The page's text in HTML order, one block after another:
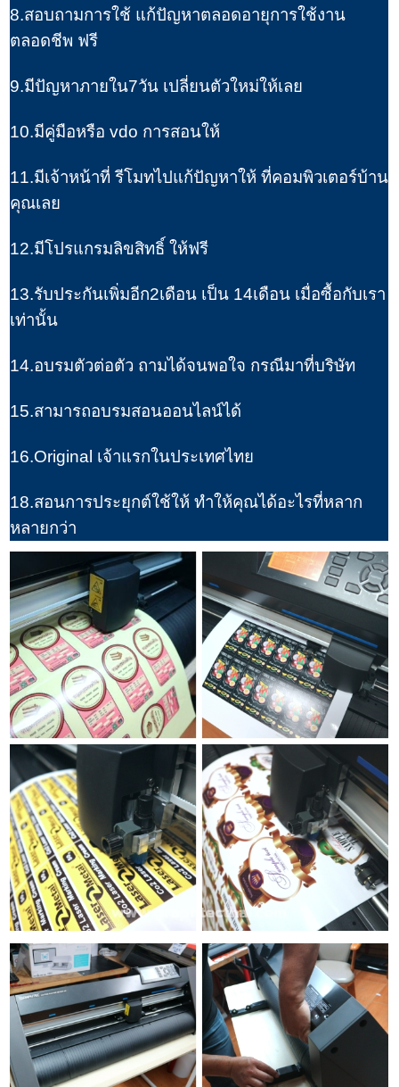
8.สอบถามการใช้ แก้ปัญหาตลอดอายุการใช้งาน
ตลอดชีพ ฟรี
9.มีปัญหาภายใน7วัน เปลี่ยนตัวใหม่ให้เลย
10.มีคู่มือหรือ vdo การสอนให้
11.มีเจ้าหน้าที่ รีโมทไปแก้ปัญหาให้ ที่คอมพิวเตอร์บ้าน
คุณเลย
12.มีโปรแกรมลิขสิทธิ์ ให้ฟรี
13.รับประกันเพิ่มอีก2เดือน เป็น 14เดือน เมื่อซื้อกับเรา
เท่านั้น
14.อบรมตัวต่อตัว ถามได้จนพอใจ กรณีมาที่บริษัท
15.สามารถอบรมสอนออนไลน์ได้
16.Original เจ้าแรกในประเทศไทย
18.สอนการประยุกต์ใช้ให้ ทำให้คุณได้อะไรที่หลาก
หลายกว่า